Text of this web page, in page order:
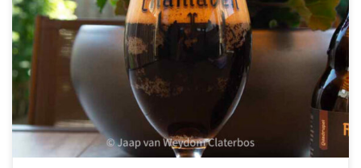
Op internet had mijn vrouw Zutphen gevonden. En dat werd het.
Met de trein 1 uur en 23 minuten via Zwolle. Deze verrassend
leuke Hanzestad, met ongeveer 40,000 inwoners, heeft […]